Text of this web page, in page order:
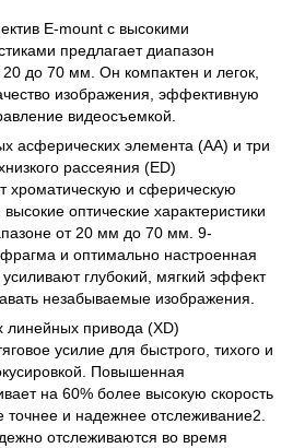
E-mount с высокими
предлагает диапазон
до 70 мм. Он компактен и легок,
изображения, эффективную
видеосъемкой.
асферических элемента (AA) и три
рассеяния (ED)
хроматическую и сферическую
оптические характеристики
от 20 мм до 70 мм. 9-
и оптимально настроенная
глубокий, мягкий эффект
незабываемые изображения.
линейных привода (XD)
усилие для быстрого, тихого и
Повышенная
на 60% более высокую скорость
точнее и надежнее отслеживание2.
отслеживаются во время